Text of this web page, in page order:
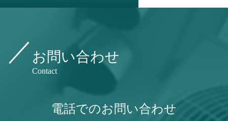
お問い合わせ
Contact
電話でのお問い合わせ